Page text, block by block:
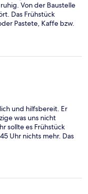
Von der Baustelle
Das Frühstück
Pastete, Kaffe bzw.
in der Lobby
und hilfsbereit. Er
was uns nicht
sollte es Frühstück
Uhr nichts mehr. Das